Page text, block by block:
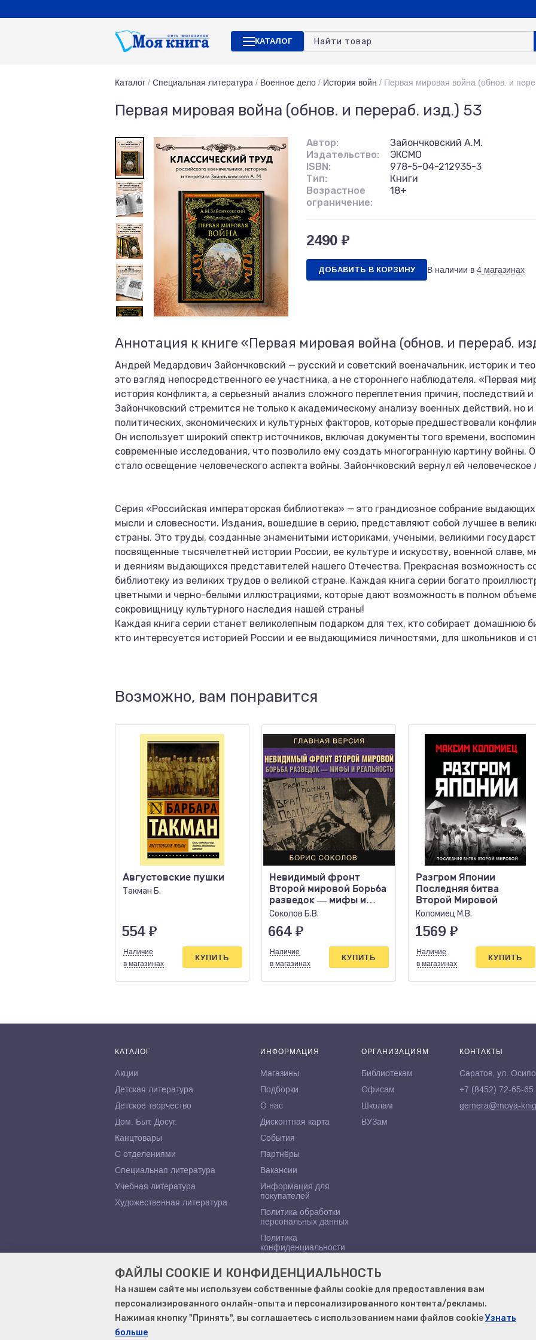
КАТАЛОГ
Каталог / Специальная литература / Военное дело / История войн / Первая мировая война (обнов. и
Первая мировая война (обнов. и перераб. изд.) 53
Автор:
Зайончковский А.М.
Издательство:
ЭКСМО
ISBN:
978-5-04-212935-3
Тип:
Книги
Возрастное
ограничение:
18+
2490 ₽
ДОБАВИТЬ В КОРЗИНУ В наличии в 4 магазинах
Аннотация к книге «Первая мировая война (обнов. и перераб.
Андрей Медардович Зайончковский — русский и советский военачальник, историк и
это взгляд непосредственного ее участника, а не стороннего наблюдателя. «Первая
история конфликта, а серьезный анализ сложного переплетения причин, последствий
Зайончковский стремится не только к академическому анализу военных действий, но
политических, экономических и культурных факторов, которые предшествовали
Он использует широкий спектр источников, включая документы того времени,
современные исследования, что позволило ему создать многогранную картину войны.
стало освещение человеческого аспекта войны. Зайончковский вернул ей человеческое
Серия «Российская императорская библиотека» — это грандиозное собрание
мысли и словесности. Издания, вошедшие в серию, представляют собой лучшее в
страны. Это труды, созданные знаменитыми историками, учеными, великими
посвященные тысячелетней истории России, ее культуре и искусству, военной славе,
и деяниям выдающихся представителей нашего Отечества. Прекрасная возможность
библиотеку из великих трудов о великой стране. Каждая книга серии богато
цветными и черно-белыми иллюстрациями, которые дают возможность в полном
сокровищницу культурного наследия нашей страны!
Каждая книга серии станет великолепным подарком для тех, кто собирает домашнюю
кто интересуется историей России и ее выдающимися личностями, для школьников и
Возможно, вам понравится
Августовские пушки
Такман Б.
554 ₽
Наличие
в магазинах
КУПИТЬ
Невидимый фронт
Второй мировой Борьба
разведок — мифы и
реальность
Соколов Б.В.
664 ₽
Наличие
в магазинах
КУПИТЬ
Разгром Японии
Последняя битва
Второй Мировой
Коломиец М.В.
1569 ₽
Наличие
в магазинах
КУПИТЬ
КАТАЛОГ
Акции
Детская литература
Детское творчество
Дом. Быт. Досуг.
Канцтовары
С отделениями
Специальная литература
Учебная литература
Художественная литература
ИНФОРМАЦИЯ
Магазины
Подборки
О нас
Дисконтная карта
События
Партнёры
Вакансии
Информация для
покупателей
Политика обработки
персональных данных
Политика
конфиденциальности
ОРГАНИЗАЦИЯМ
Библиотекам
Офисам
Школам
ВУЗам
КОНТАКТЫ
Саратов, ул.
+7 (8452) 72-65-65
gemera@moya-
© 2000–2026, ООО «Гемера-Плюс»
Моя книга | Сеть книжных магазинов в Саратове
ФАЙЛЫ COOKIE И КОНФИДЕНЦИАЛЬНОСТЬ
На нашем сайте мы используем собственные файлы cookie для предоставления вам
персонализированного онлайн-опыта и персонализированного контента/рекламы.
Нажимая кнопку "Принять", вы соглашаетесь с использованием нами файлов cookieУзнать
больше